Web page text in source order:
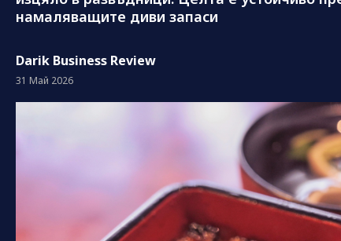
намаляващите диви запаси
Darik Business Review
31 Май 2026